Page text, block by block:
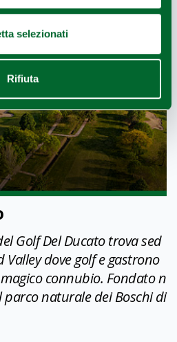
selezionati
Rifiuta
Golf Del Ducato trova sed
Valley dove golf e gastrono
connubio. Fondato n
parco naturale dei Boschi di